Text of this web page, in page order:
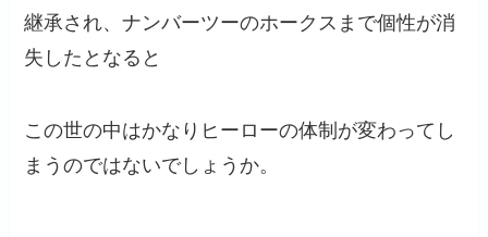
継承され、ナンバーツーのホークスまで個性が消
失したとなると
この世の中はかなりヒーローの体制が変わってし
まうのではないでしょうか。